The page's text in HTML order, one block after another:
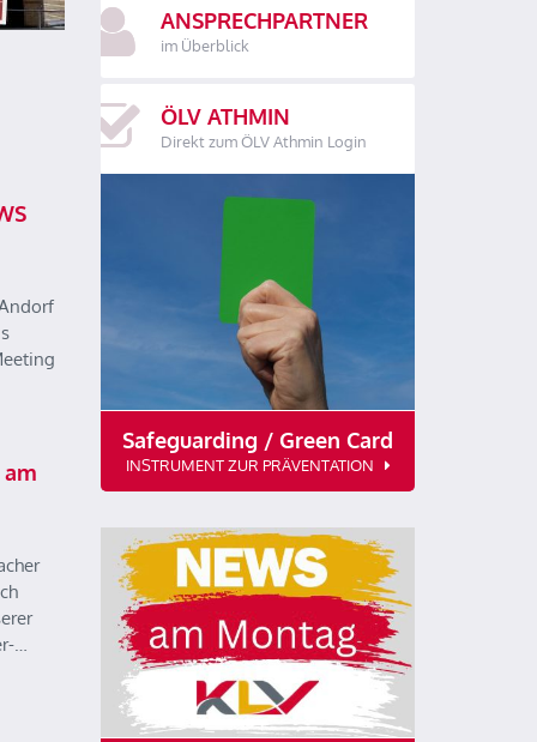
am
…
ANSPRECHPARTNER
im Überblick
ÖLV ATHMIN
Direkt zum ÖLV Athmin Login
Safeguarding / Green Card
INSTRUMENT ZUR PRÄVENTATION